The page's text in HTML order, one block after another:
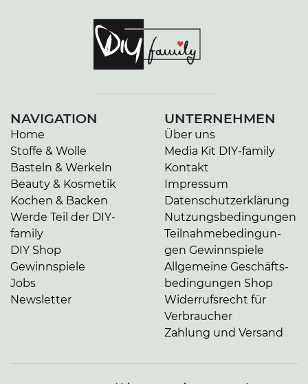
NAVIGATION
Home
Stoffe & Wolle
Basteln & Werkeln
Beauty & Kosmetik
Kochen & Backen
Werde Teil der DIY-
family
DIY Shop
Gewinnspiele
Jobs
Newsletter
UNTERNEHMEN
Über uns
Media Kit DIY-family
Kontakt
Impressum
Da­ten­schutz­er­klä­rung
Nut­zungs­be­din­gun­gen
Teil­nah­me­be­din­gun­
gen Gewinnspiele
Allgemeine Ge­schäfts­
be­din­gun­gen Shop
Widerrufsrecht für
Verbraucher
Zahlung und Versand